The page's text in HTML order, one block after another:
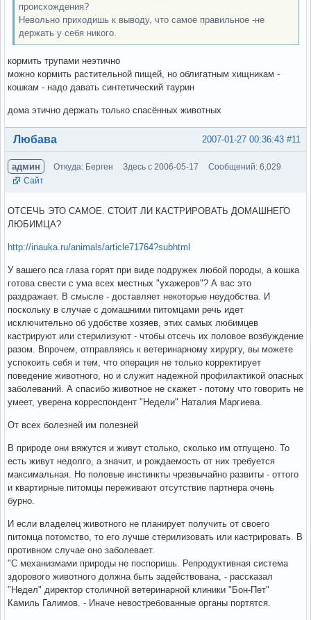
происхождения?
Невольно приходишь к выводу, что самое правильное -не
держать у себя никого.
кормить трупами неэтично
можно кормить растительной пищей, но облигатным хищникам -
кошкам - надо давать синтетический таурин
дома этично держать только спасённых животных
Вне форума #11
2007-01-27 00:36:43
Любава
админ Откуда: Берген Здесь с 2006-05-17
Сообщений: 6,029
Сайт
ОТСЕЧЬ ЭТО САМОЕ. СТОИТ ЛИ КАСТРИРОВАТЬ ДОМАШНЕГО
ЛЮБИМЦА?
http://inauka.ru/animals/article71764?subhtml
У вашего пса глаза горят при виде подружек любой породы, а кошка
готова свести с ума всех местных "ухажеров"? А вас это
раздражает. В смысле - доставляет некоторые неудобства. И
поскольку в случае с домашними питомцами речь идет
исключительно об удобстве хозяев, этих самых любимцев
кастрируют или стерилизуют - чтобы отсечь их половое возбуждение
разом. Впрочем, отправляясь к ветеринарному хирургу, вы можете
успокоить себя и тем, что операция не только корректирует
поведение животного, но и служит надежной профилактикой опасных
заболеваний. А спасибо животное не скажет - потому что говорить не
умеет, уверена корреспондент "Недели" Наталия Маргиева.
От всех болезней им полезней
В природе они вяжутся и живут столько, сколько им отпущено. То
есть живут недолго, а значит, и рождаемость от них требуется
максимальная. Но половые инстинкты чрезвычайно развиты - оттого
и квартирные питомцы переживают отсутствие партнера очень
бурно.
И если владелец животного не планирует получить от своего
питомца потомство, то его лучше стерилизовать или кастрировать. В
противном случае оно заболевает.
"С механизмами природы не поспоришь. Репродуктивная система
здорового животного должна быть задействована, - рассказал
"Недел" директор столичной ветеринарной клиники "Бон-Пет"
Камиль Галимов. - Иначе невостребованные органы портятся.